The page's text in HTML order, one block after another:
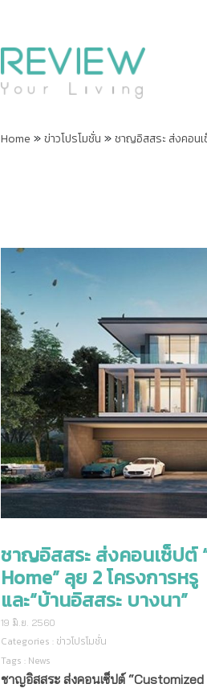
Home »ข่าวโปรโมชั่น »ชาญอิสสระ ส่งคอนเ
ชาญอิสสระ ส่งคอนเซ็ปต์
Home” ลุย 2 โครงการห
และ“บ้านอิสสระ บางนา”
19 มิ.ย. 2560
Categories : ข่าวโปรโมชั่น
Tags : News
ชาญอิสสระ ส่งคอนเซ็ปต์“Customized